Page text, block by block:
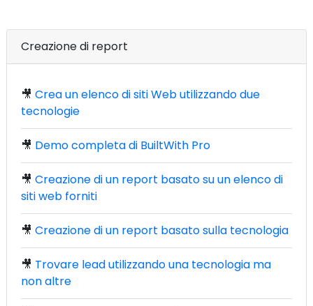
Creazione di report
🎥 Crea un elenco di siti Web utilizzando due
tecnologie
🎥 Demo completa di BuiltWith Pro
🎥 Creazione di un report basato su un elenco di
siti web forniti
🎥 Creazione di un report basato sulla tecnologia
🎥 Trovare lead utilizzando una tecnologia ma
non altre